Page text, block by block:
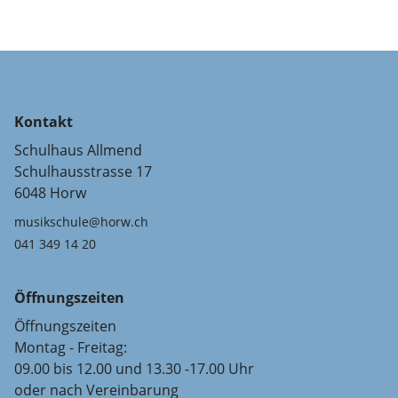
Kontakt
Schulhaus Allmend
Schulhausstrasse 17
6048 Horw
musikschule@horw.ch
041 349 14 20
Öffnungszeiten
Öffnungszeiten
Montag - Freitag:
09.00 bis 12.00 und 13.30 -17.00 Uhr
oder nach Vereinbarung